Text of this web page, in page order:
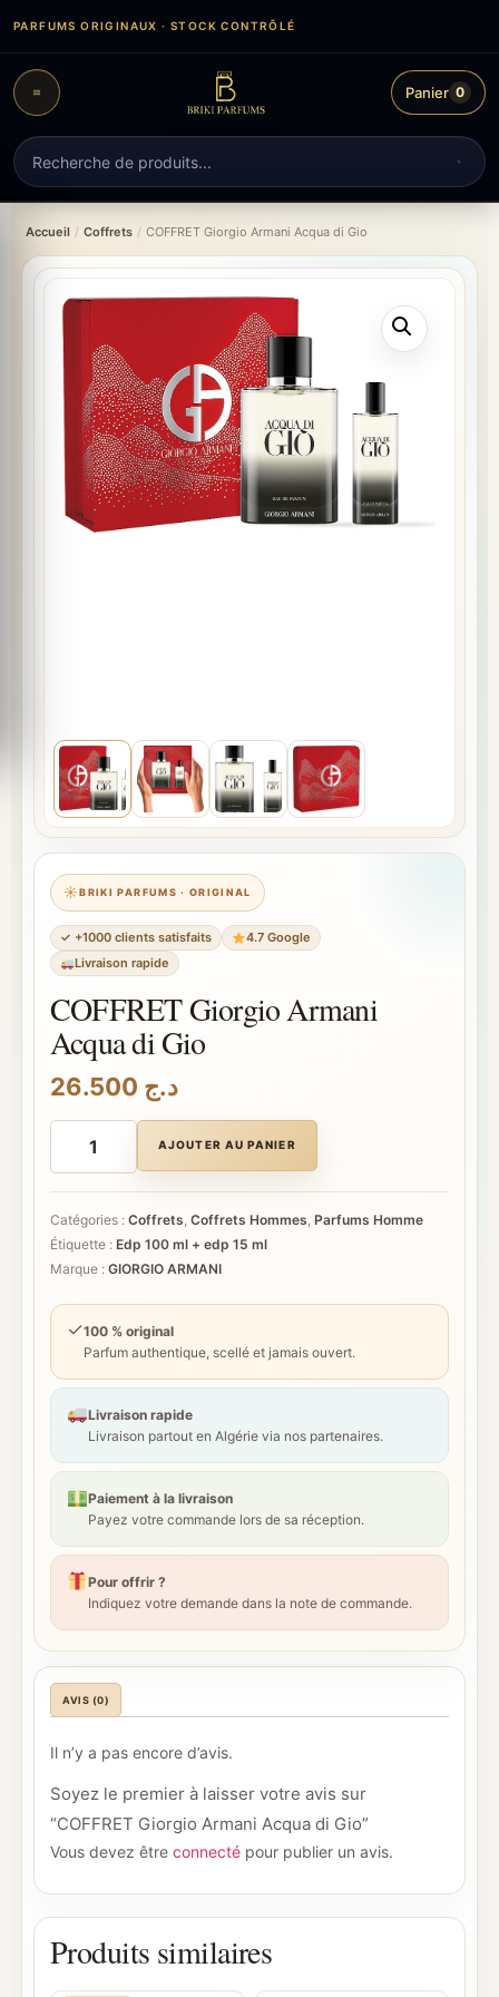
contenu
PARFUMS ORIGINAUX · STOCK CONTRÔLÉ
Recherche
de
produits
Panier 0
Accueil / Coffrets / COFFRET Giorgio Armani Acqua di Gio
BRIKI PARFUMS · ORIGINAL
✓ +1000 clients satisfaits
4.7 Google
Livraison rapide
COFFRET Giorgio Armani
Acqua di Gio
د.ج
quantité
Giorgio
Armani
Acqua
di
Gio
AJOUTER AU PANIER
Catégories : Coffrets Coffrets Hommes Parfums Homme
Étiquette : Edp 100 ml + edp 15 ml
Marque : GIORGIO ARMANI
✓100 % original
Parfum authentique, scellé et jamais ouvert.
Livraison rapide
Livraison partout en Algérie via nos partenaires.
Paiement à la livraison
Payez votre commande lors de sa réception.
Pour offrir ?
Indiquez votre demande dans la note de commande.
AVIS (0)
Il n’y a pas encore d’avis.
Soyez le premier à laisser votre avis sur
“COFFRET Giorgio Armani Acqua di Gio”
Vous devez être connecté pour publier un avis.
Produits similaires